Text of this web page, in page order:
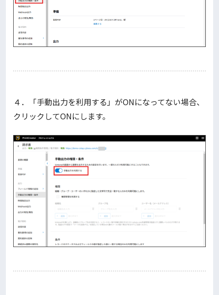
４．「手動出力を利用する」がONになってない場合、
クリックしてONにします。